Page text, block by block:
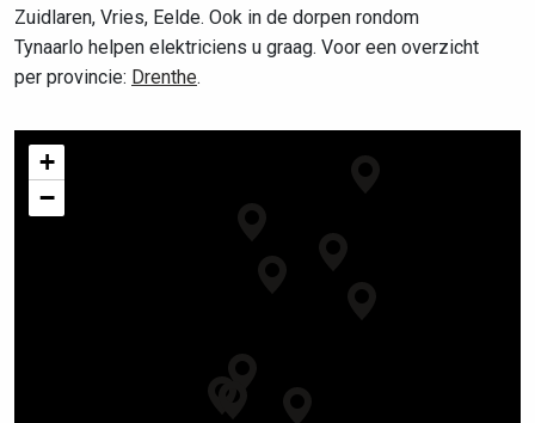
Zuidlaren, Vries, Eelde. Ook in de dorpen rondom
Tynaarlo helpen elektriciens u graag. Voor een overzicht
per provincie: Drenthe.
+
−